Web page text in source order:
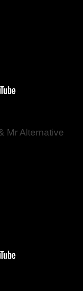
Mr Alternative